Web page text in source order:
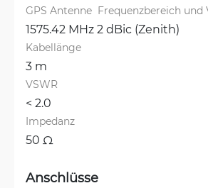
GPS Antenne  Frequenzbereich und
1575.42 MHz 2 dBic (Zenith)
Kabellänge
3 m
VSWR
< 2.0
Impedanz
50 Ω
Anschlüsse